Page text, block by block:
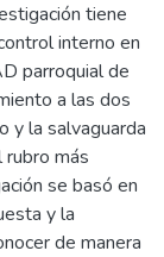
tiene
interno en
parroquial de
a las dos
y la salvaguarda
más
se basó en
y la
de manera